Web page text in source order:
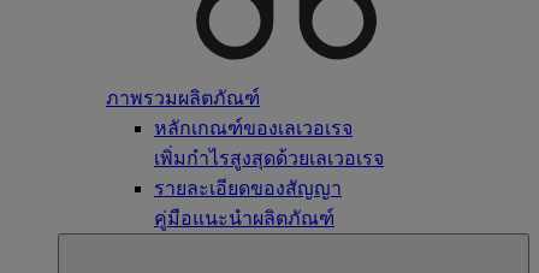
ภาพรวมผลิตภัณฑ์
หลักเกณฑ์ของเลเวอเรจ
เพิ่มกำไรสูงสุดด้วยเลเวอเรจ
รายละเอียดของสัญญา
คู่มือแนะนำผลิตภัณฑ์